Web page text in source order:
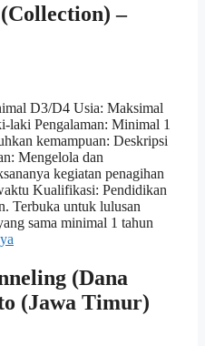
–
D3/D4 Usia: Maksimal
laki Pengalaman: Minimal 1
kemampuan: Deskripsi
Mengelola dan
kegiatan penagihan
Kualifikasi: Pendidikan
Terbuka untuk lulusan
sama minimal 1 tahun
(Dana
(Jawa Timur)